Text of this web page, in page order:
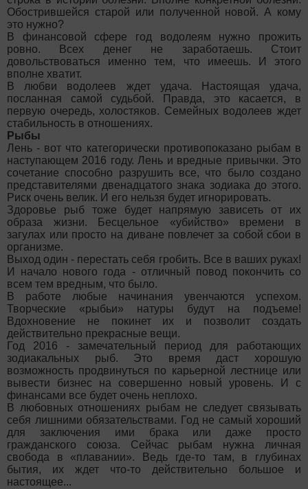
Обострившейся старой или полученной новой. А кому
это нужно?
В финансовой сфере год водолеям нужно прожить
ровно. Всех денег не заработаешь. Стоит
довольствоваться именно тем, что имеешь. И этого
вполне хватит.
В любви водолеев ждет удача. Настоящая удача,
посланная самой судьбой. Правда, это касается, в
первую очередь, холостяков. Семейных водолеев ждет
стабильность в отношениях.
Рыбы
Лень - вот что категорически противопоказано рыбам в
наступающем 2016 году. Лень и вредные привычки. Это
сочетание способно разрушить все, что было создано
представителями двенадцатого знака зодиака до этого.
Риск очень велик. И его нельзя будет игнорировать.
Здоровье рыб тоже будет напрямую зависеть от их
образа жизни. Бесцельное «убийство» времени в
загулах или просто на диване повлечет за собой сбои в
организме.
Выход один - перестать себя гробить. Все в ваших руках!
И начало нового года - отличный повод покончить со
всем тем вредным, что было.
В работе любые начинания увенчаются успехом.
Творческие «рыбьи» натуры будут на подъеме!
Вдохновение не покинет их и позволит создать
действительно прекрасные вещи.
Год 2016 - замечательный период для работающих
зодиакальных рыб. Это время даст хорошую
возможность продвинуться по карьерной лестнице или
вывести бизнес на совершенно новый уровень. И с
финансами все будет очень неплохо.
В любовных отношениях рыбам не следует связывать
себя лишними обязательствами. Год не самый хороший
для заключения ими брака или даже просто
гражданского союза. Сейчас рыбам нужна личная
свобода в «плавании». Ведь где-то там, в глубинах
бытия, их ждет что-то действительно большое и
настоящее...